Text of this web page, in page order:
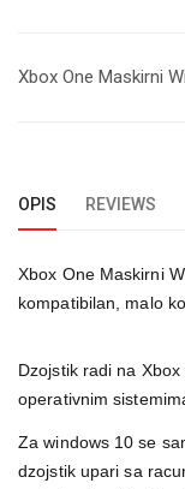
Xbox One Maskirni
OPIS REVIEWS
Xbox One Maskirni
kompatibilan, malo
Dzojstik radi na
operativnim
Za windows 10 se
dzojstik upari sa